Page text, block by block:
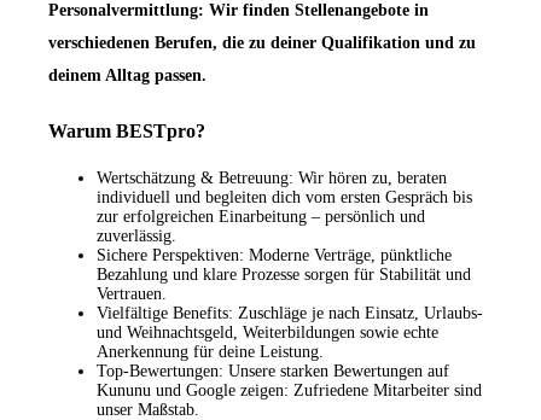
Personalvermittlung: Wir finden Stellenangebote in
verschiedenen Berufen, die zu deiner Qualifikation und zu
deinem Alltag passen.
Warum BESTpro?
Wertschätzung & Betreuung: Wir hören zu, beraten
individuell und begleiten dich vom ersten Gespräch bis
zur erfolgreichen Einarbeitung – persönlich und
zuverlässig.
Sichere Perspektiven: Moderne Verträge, pünktliche
Bezahlung und klare Prozesse sorgen für Stabilität und
Vertrauen.
Vielfältige Benefits: Zuschläge je nach Einsatz, Urlaubs-
und Weihnachtsgeld, Weiterbildungen sowie echte
Anerkennung für deine Leistung.
Top-Bewertungen: Unsere starken Bewertungen auf
Kununu und Google zeigen: Zufriedene Mitarbeiter sind
unser Maßstab.